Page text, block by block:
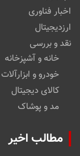
اخبار فناوری
ارزدیجیتال
نقد و بررسی
خانه و آشپزخانه
خودرو و ابزارآلات
کالای دیجیتال
مد و پوشاک
مطالب اخیر